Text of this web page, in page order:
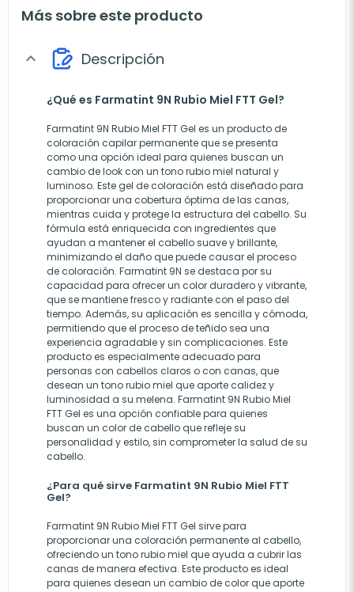
Más sobre este producto
expand_more Descripción
¿Qué es Farmatint 9N Rubio Miel FTT Gel?
Farmatint 9N Rubio Miel FTT Gel es un producto de
coloración capilar permanente que se presenta
como una opción ideal para quienes buscan un
cambio de look con un tono rubio miel natural y
luminoso. Este gel de coloración está diseñado para
proporcionar una cobertura óptima de las canas,
mientras cuida y protege la estructura del cabello. Su
fórmula está enriquecida con ingredientes que
ayudan a mantener el cabello suave y brillante,
minimizando el daño que puede causar el proceso
de coloración. Farmatint 9N se destaca por su
capacidad para ofrecer un color duradero y vibrante,
que se mantiene fresco y radiante con el paso del
tiempo. Además, su aplicación es sencilla y cómoda,
permitiendo que el proceso de teñido sea una
experiencia agradable y sin complicaciones. Este
producto es especialmente adecuado para
personas con cabellos claros o con canas, que
desean un tono rubio miel que aporte calidez y
luminosidad a su melena. Farmatint 9N Rubio Miel
FTT Gel es una opción confiable para quienes
buscan un color de cabello que refleje su
personalidad y estilo, sin comprometer la salud de su
cabello.
¿Para qué sirve Farmatint 9N Rubio Miel FTT
Gel?
Farmatint 9N Rubio Miel FTT Gel sirve para
proporcionar una coloración permanente al cabello,
ofreciendo un tono rubio miel que ayuda a cubrir las
canas de manera efectiva. Este producto es ideal
para quienes desean un cambio de color que aporte